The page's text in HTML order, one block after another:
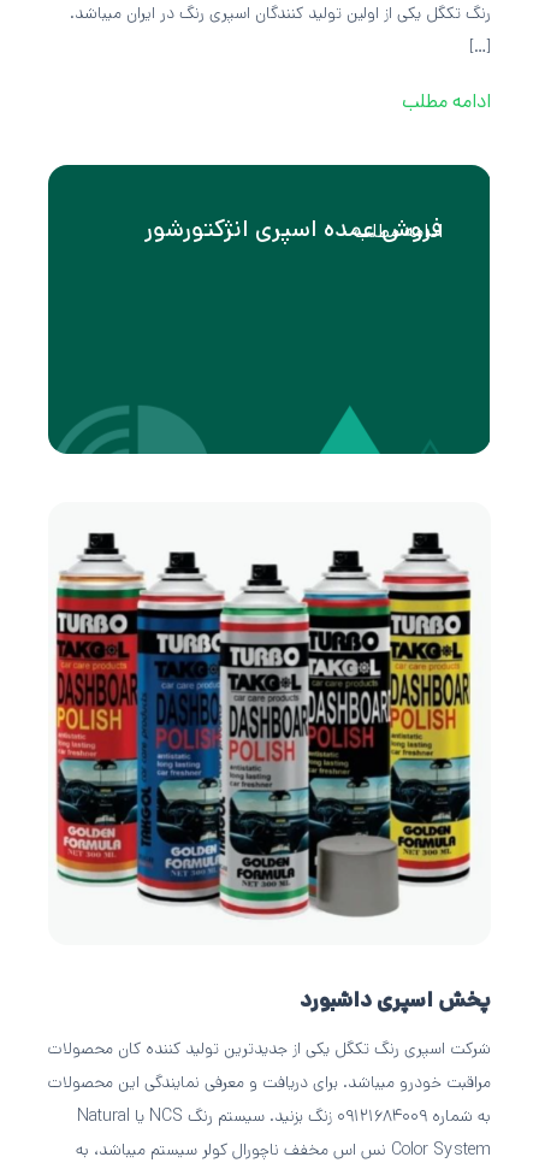
رنگ تکگل یکی از اولین تولید کنندگان اسپری رنگ در ایران میباشد.
[…]
ادامه مطلب
فروش عمده اسپری انژکتورشور
ادامه مطلب
پخش اسپری داشبورد
شرکت اسپری رنگ تکگل یکی از جدیدترین تولید کننده کان محصولات
مراقبت خودرو میباشد. برای دریافت و معرفی نمایندگی این محصولات
به شماره 09121684009 زنگ بزنید. سیستم رنگ NCS یا Natural
Color System نس اس مخفف ناچورال کولر سیستم میباشد، به